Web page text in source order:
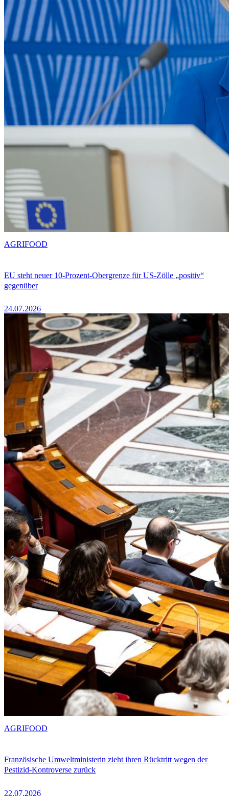
EU steht neuer 10-Prozent-Obergrenze für US-Zölle „positiv“
gegenüber
24.07.2026
AGRIFOOD
Französische Umweltministerin zieht ihren Rücktritt wegen der
Pestizid-Kontroverse zurück
22.07.2026
AGRIFOOD